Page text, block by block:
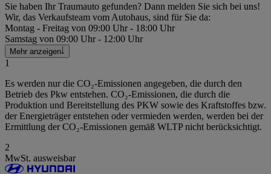
Sie haben Ihr Traumauto gefunden? Dann melden Sie sich bei uns!
Wir, das Verkaufsteam vom Autohaus, sind für Sie da:
Montag - Freitag von 09:00 Uhr - 18:00 Uhr
Samstag von 09:00 Uhr - 12:00 Uhr
Mehr anzeigen
1
Es werden nur die CO₂-Emissionen angegeben, die durch den
Betrieb des Pkw entstehen. CO₂-Emissionen, die durch die
Produktion und Bereitstellung des PKW sowie des Kraftstoffes bzw.
der Energieträger entstehen oder vermieden werden, werden bei der
Ermittlung der CO₂-Emissionen gemäß WLTP nicht berücksichtigt.
2
MwSt. ausweisbar